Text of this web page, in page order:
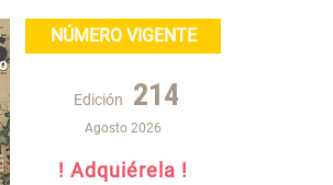
NÚMERO VIGENTE
Edición 214
Agosto 2026
! Adquiérela !